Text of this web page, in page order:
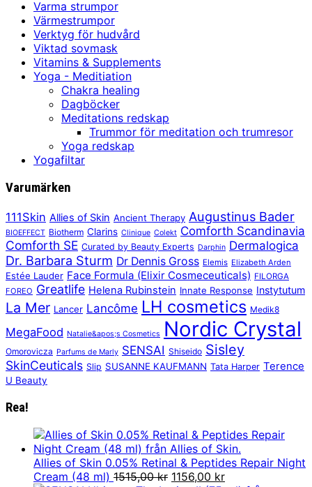
Varma strumpor
Värmestrumpor
Verktyg för hudvård
Viktad sovmask
Vitamins & Supplements
Yoga - Meditiation
Chakra healing
Dagböcker
Meditations redskap
Trummor för meditation och trumresor
Yoga redskap
Yogafiltar
Varumärken
111Skin Allies of Skin Ancient Therapy Augustinus Bader
BIOEFFECT Biotherm Clarins Clinique Colekt Comforth Scandinavia
Comforth SE Curated by Beauty Experts Darphin Dermalogica
Dr. Barbara Sturm Dr Dennis Gross Elemis Elizabeth Arden
Estée Lauder Face Formula (Elixir Cosmeceuticals) FILORGA
FOREO Greatlife Helena Rubinstein Innate Response Instytutum
La Mer Lancer Lancôme LH cosmetics Medik8
MegaFood Natalie&apos;s Cosmetics Nordic Crystal
Omorovicza Parfums de Marly SENSAI Shiseido Sisley
SkinCeuticals Slip SUSANNE KAUFMANN Tata Harper Terence
U Beauty
Rea!
Allies of Skin 0.05% Retinal & Peptides Repair Night
Cream (48 ml) 1515,00kr Det
1156,00 krDet